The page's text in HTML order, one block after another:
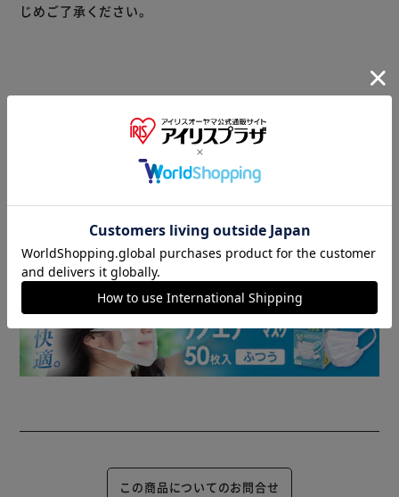
じめご了承ください。
▼ 食品・飲料おすすめ ▼
この商品についてのお問合せ